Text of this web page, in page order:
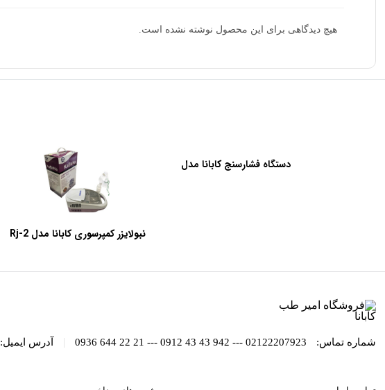
هیچ دیدگاهی برای این محصول نوشته نشده است.
دستگاه فشارسنج کابانا مدل
نبولایزر کمپرسوری کابانا مدل Rj-2
شماره تماس: 02122207923 --- 942 43 43 0912 --- 21 22 644 0936
| آدرس ایمیل: